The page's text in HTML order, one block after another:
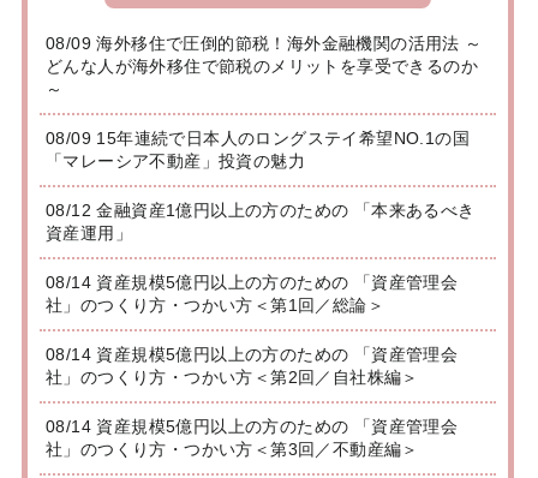
08/09 海外移住で圧倒的節税！海外金融機関の活用法 ～
どんな人が海外移住で節税のメリットを享受できるのか
～
08/09 15年連続で日本人のロングステイ希望NO.1の国
「マレーシア不動産」投資の魅力
08/12 金融資産1億円以上の方のための 「本来あるべき
資産運用」
08/14 資産規模5億円以上の方のための 「資産管理会
社」のつくり方・つかい方＜第1回／総論＞
08/14 資産規模5億円以上の方のための 「資産管理会
社」のつくり方・つかい方＜第2回／自社株編＞
08/14 資産規模5億円以上の方のための 「資産管理会
社」のつくり方・つかい方＜第3回／不動産編＞